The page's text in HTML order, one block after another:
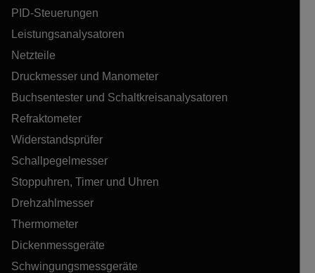
PID-Steuerungen
Leistungsanalysatoren
Netzteile
Druckmesser und Manometer
Buchsentester und Schaltkreisanalysatoren
Refraktometer
Widerstandsprüfer
Schallpegelmesser
Stoppuhren, Timer und Uhren
Drehzahlmesser
Thermometer
Dickenmessgeräte
Schwingungsmessgeräte